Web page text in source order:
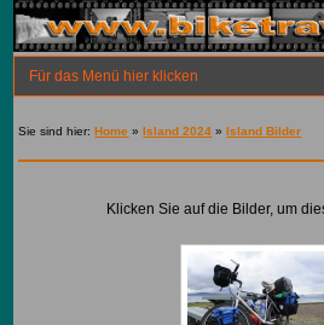
Sie sind hier:Home »Island 2024 »Island Bilder
Klicken Sie auf die Bilder, um